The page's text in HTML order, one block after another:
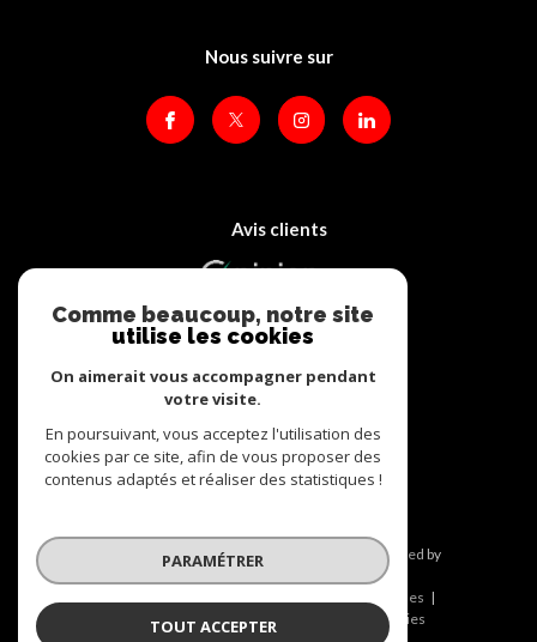
Nous suivre sur
Avis clients
Adhérents
© 2026 | Tous droits réservés | Traduction powered by
Mentions légales
Admin
Nos liens Politique RGPD Cookies
Comme beaucoup, notre site
utilise les cookies
On aimerait vous accompagner pendant
votre visite.
En poursuivant, vous acceptez l'utilisation des
cookies par ce site, afin de vous proposer des
contenus adaptés et réaliser des statistiques !
PARAMÉTRER
TOUT ACCEPTER